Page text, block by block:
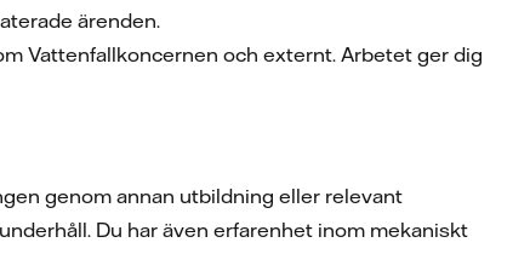
ärenden.
Vattenfallkoncernen och externt. Arbetet ger dig
genom annan utbildning eller relevant
Du har även erfarenhet inom mekaniskt